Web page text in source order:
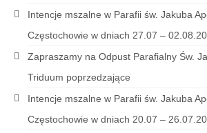
Galerie 2018
Pasterka 2018
Remont kościoła
100 lecie Niepodległości
Intencje mszalne w Parafii św. Jakuba
Częstochowie w dniach 27.07 –
Zapraszamy na Odpust Parafialny Św.
Triduum poprzedzające
Intencje mszalne w Parafii św. Jakuba
Częstochowie w dniach 20.07 –